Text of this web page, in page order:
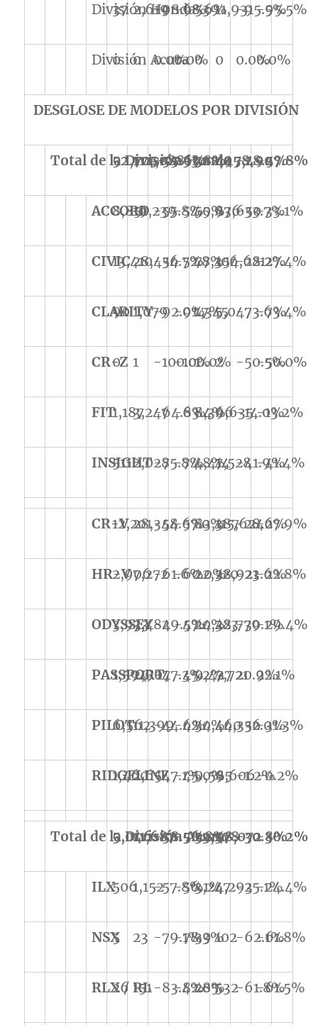
División Honda
37 2,619-98.6%
-98.6%
53911,931-95.5%
-95.5%
División Acura
0 0 0.0%0.0%
0 0 0.0%0.0%
DESGLOSE DE MODELOS POR DIVISIÓN
Total de la División Honda
52,705
114,088
-55.6%
-53.8%
322,958
447,490
-28.5%
-27.8%
ACCORD
8,85119,239-55.8%
-54.0%
55,976
83,650
-33.7%
-33.1%
CIVIC13,41028,436
-54.7%
-52.8%
77,354106,621
-28.2%
-27.4%
CLARITY
901,079-92.0%
-91.7%
1,3455,047-73.6%
-73.4%
CR-Z
0 1 -100.0%
-100.0%
1 2 -50.5%
-50.0%
FIT1,1873,247-64.8%
-63.4%
8,3669,635-14.0%
-13.2%
INSIGHT
5112,028-75.8%
-74.8%
4,4147,528-41.9%
-41.4%
CR-V12,20128,344
-58.6%
-57.0%
83,387
115,624
-28.6%
-27.9%
HR-V2,9067,272-61.6%
-60.0%
22,320
28,921-23.6%
-22.8%
ODYSSEY
3,9337,482-49.5%
-47.4%
20,32328,779
-30.1%
-29.4%
PASSPORT
1,5942,907-47.3%
-45.2%
9,4277,72120.9%
22.1%
PILOT
6,56211,399-44.6%
-42.4%
30,460
44,356
-32.0%
-31.3%
RIDGELINE
1,4602,654-47.1%
-45.0%
9,5859,606-1.2%-0.2%
Total de la División Acura
5,04611,687-58.5%
-56.8%
33,578
48,072
-30.8%
-30.2%
ILX5061,152-57.8%
-56.1%
3,2474,293-25.1%
-24.4%
NSX
5 23 -79.1%
-78.3%
39 102-62.1%
-61.8%
RLX / RL
26 151-83.4%
-82.8%
205532-61.8%
-61.5%